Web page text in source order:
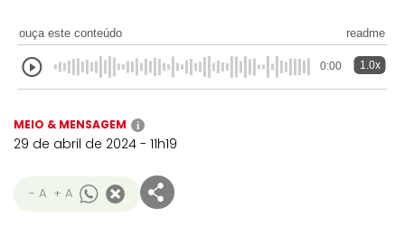
ouça este conteúdo readme
0:00 1.0x
MEIO & MENSAGEM i
29 de abril de 2024 - 11h19
- A + A